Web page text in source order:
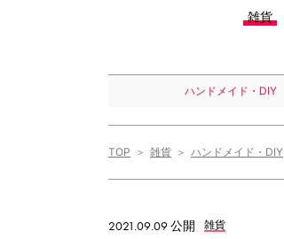
雑貨
ハンドメイド・DIY
TOP 雑貨 ハンドメイド・DIY
2021.09.09 公開 雑貨